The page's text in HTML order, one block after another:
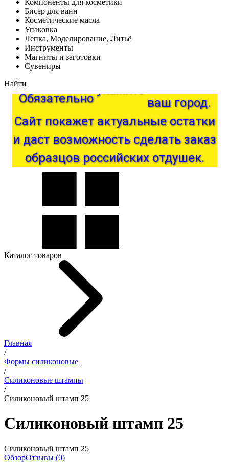
Компоненты для косметики
Бисер для ванн
Косметические масла
Упаковка
Лепка, Моделирование, Литьё
Инструменты
Магниты и заготовки
Сувениры
Найти
Обязательно ваш город.
Сайт
покажет актуальные остатки
и даст возможность сделать заказ
образцов российских отдушек.
Каталог товаров
Главная
/
Формы силиконовые
/
Силиконовые штампы
/
Силиконовый штамп 25
Силиконовый штамп 25
Силиконовый штамп 25
ОбзорОтзывы (0)